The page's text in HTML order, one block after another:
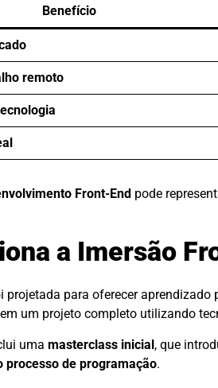
Benefício
remoto
Front-End pode
a Imersão
projetada para oferecer aprendizado
um projeto completo utilizando
uma masterclass inicial , que
processo de programação.